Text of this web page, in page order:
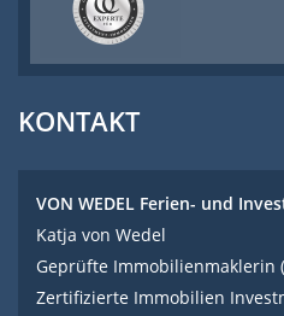
KONTAKT
VON WEDEL Ferien- und
Katja von Wedel
Geprüfte Immobilienmaklerin
Zertifizierte Immobilien